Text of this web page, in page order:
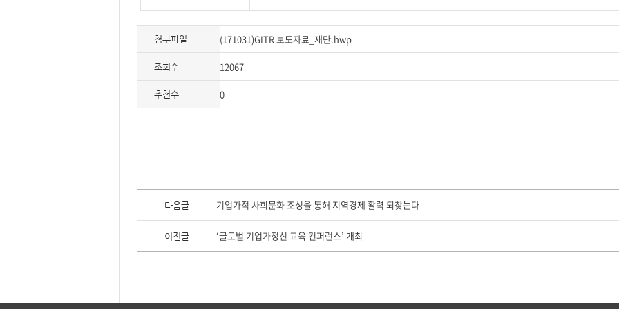
첨부파일 (171031)GITR 보도자료_재단.hwp
조회수 12067
추천수 0
이
다
다음글 기업가적 사회문화 조성을 통해 지역경제 활력 되찾는다
이전글 ‘글로벌 기업가정신 교육 컨퍼런스’ 개최